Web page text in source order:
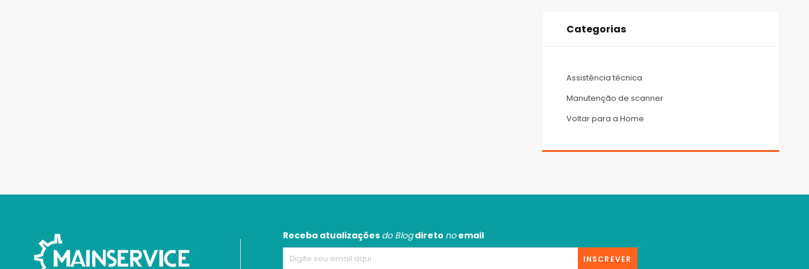
Categorias
Assistência técnica
Manutenção de scanner
Voltar para a Home
Receba atualizações do Blogdireto noemail